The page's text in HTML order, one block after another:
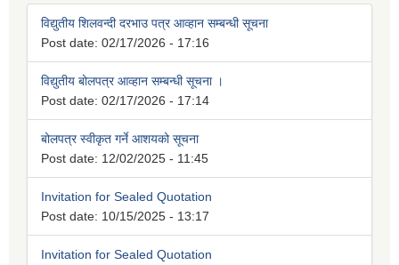
विद्युतीय शिलवन्दी दरभाउ पत्र आव्हान सम्बन्धी सूचना
Post date: 02/17/2026 - 17:16
विद्युतीय बोलपत्र आव्हान सम्बन्धी सूचना ।
Post date: 02/17/2026 - 17:14
बोलपत्र स्वीकृत गर्ने आशयको सूचना
Post date: 12/02/2025 - 11:45
Invitation for Sealed Quotation
Post date: 10/15/2025 - 13:17
Invitation for Sealed Quotation